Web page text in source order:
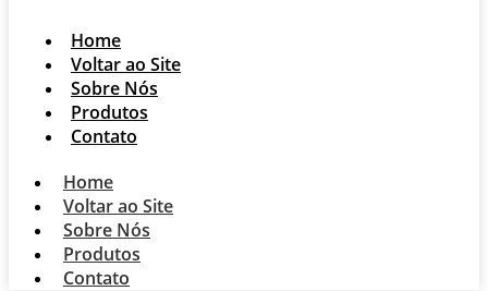
Home
Voltar ao Site
Sobre Nós
Produtos
Contato
Home
Voltar ao Site
Sobre Nós
Produtos
Contato